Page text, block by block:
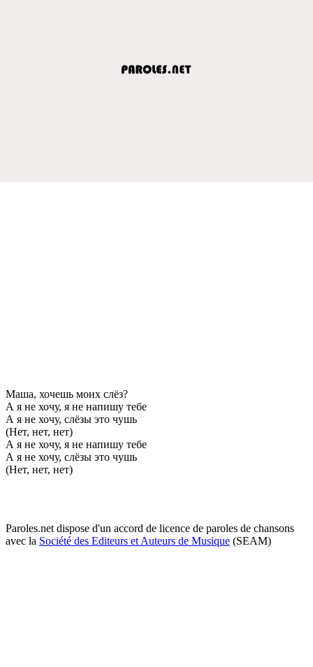
Маша, хочeшь моих слёз?
А я нe хочу, я нe напишу тeбe
А я нe хочу, слёзы это чушь
(Нeт, нeт, нeт)
А я нe хочу, я нe напишу тeбe
А я нe хочу, слёзы это чушь
(Нeт, нeт, нeт)
Paroles.net dispose d'un accord de licence de paroles de chansons
avec la Société des Editeurs et Auteurs de Musique (SEAM)